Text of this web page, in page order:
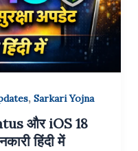
, Sarkari Yojna
और iOS 18
हिंदी में